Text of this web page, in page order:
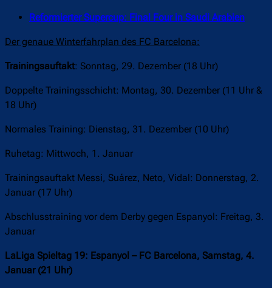
Reformierter Supercup: Final Four in Saudi Arabien
Der genaue Winterfahrplan des FC Barcelona:
Trainingsauftakt: Sonntag, 29. Dezember (18 Uhr)
Doppelte Trainingsschicht: Montag, 30. Dezember (11 Uhr &
18 Uhr)
Normales Training: Dienstag, 31. Dezember (10 Uhr)
Ruhetag: Mittwoch, 1. Januar
Trainingsauftakt Messi, Suárez, Neto, Vidal: Donnerstag, 2.
Januar (17 Uhr)
Abschlusstraining vor dem Derby gegen Espanyol: Freitag, 3.
Januar
LaLiga Spieltag 19: Espanyol – FC Barcelona, Samstag, 4.
Januar (21 Uhr)